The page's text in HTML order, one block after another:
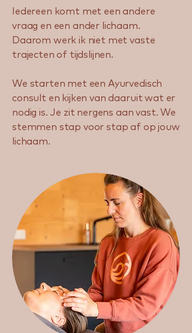
Iedereen komt met een andere
vraag en een ander lichaam.
Daarom werk ik niet met vaste
trajecten of tijdslijnen.
We starten met een Ayurvedisch
consult en kijken van daaruit wat er
nodig is. Je zit nergens aan vast. We
stemmen stap voor stap af op jouw
lichaam.